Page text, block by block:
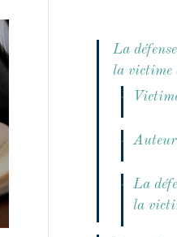
La
la victime
La
la